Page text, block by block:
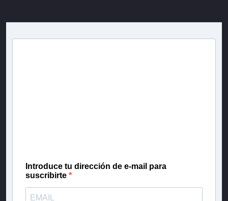
Introduce tu dirección de e-mail para
suscribirte